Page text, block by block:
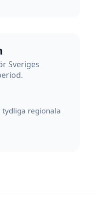
Sveriges
tydliga regionala